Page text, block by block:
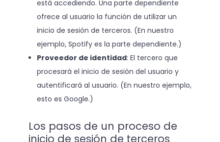
está accediendo. Una parte dependiente
ofrece al usuario la función de utilizar un
inicio de sesión de terceros. (En nuestro
ejemplo, Spotify es la parte dependiente.)
Proveedor de identidad: El tercero que
procesará el inicio de sesión del usuario y
autentificará al usuario. (En nuestro ejemplo,
esto es Google.)
Los pasos de un proceso de
inicio de sesión de terceros